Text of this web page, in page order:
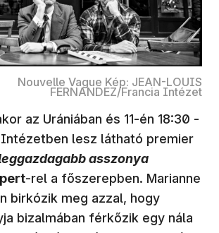
Nouvelle Vague Kép: JEAN-LOUIS
FERNANDEZ/Francia Intézet
az Urániában és 11-én 18:30 -
Intézetben lesz látható premier
asszonya
-rel a főszerepben. Marianne
birkózik meg azzal, hogy
bizalmában férkőzik egy nála